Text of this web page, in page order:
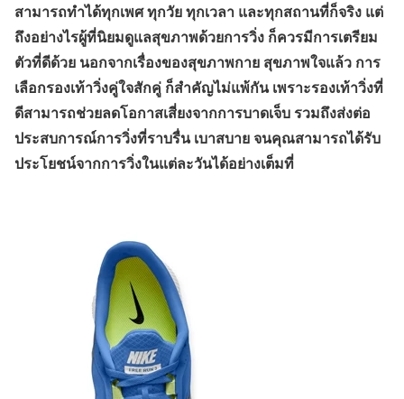
สามารถทำได้ทุกเพศ ทุกวัย ทุกเวลา และทุกสถานที่ก็จริง แต่
ถึงอย่างไรผู้ที่นิยมดูแลสุขภาพด้วยการวิ่ง ก็ควรมีการเตรียม
ตัวที่ดีด้วย นอกจากเรื่องของสุขภาพกาย สุขภาพใจแล้ว การ
เลือกรองเท้าวิ่งคู่ใจสักคู่ ก็สำคัญไม่แพ้กัน เพราะรองเท้าวิ่งที่
ดีสามารถช่วยลดโอกาสเสี่ยงจากการบาดเจ็บ รวมถึงส่งต่อ
ประสบการณ์การวิ่งที่ราบรื่น เบาสบาย จนคุณสามารถได้รับ
ประโยชน์จากการวิ่งในแต่ละวันได้อย่างเต็มที่